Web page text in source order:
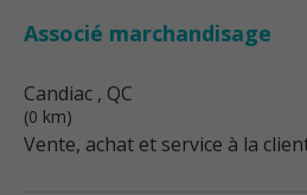
Associé marchandisage
Candiac , QC
(0 km)
Vente, achat et service à la